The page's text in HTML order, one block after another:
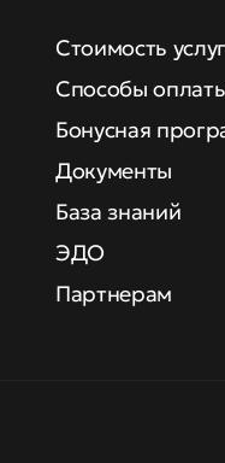
Стоимость услуг
Способы
Бонусная
Документы
База знаний
ЭДО
Партнерам